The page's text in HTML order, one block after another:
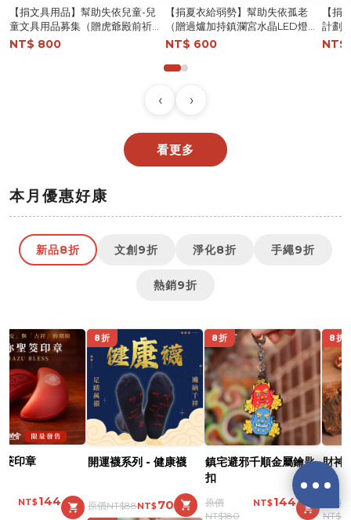
【捐文具用品】幫助失依兒童-兒
童文具用品募集（贈虎爺殿前祈福
發財水及虎爺金卡組）
NT$ 800
【捐夏衣給弱勢】幫助失依孤老
（贈過爐加持鎮瀾宮水晶LED燈吊
飾）
NT$ 600
【捐
計劃-
宮環
NT$
‹ ›
看更多
本月優惠好康
新品8折 文創9折 淨化8折 手繩9折
熱銷9折
8折
鎮宅避邪千順金屬鑰匙
144
8折
財神爺招財錢母鑰匙扣
250
200
8折
避邪擋煞-大甲媽祖御
鎮瀾買足
鎮瀾宮中元祭不要錯過
中元代拜、不必自己忙
鎮瀾宮中元超渡亡者
①滿$1688 贈元寶小馬過爐娃娃
吊飾
②滿$3688 贈超實用萬能擦拭布
新朋友不知道怎麼買嗎？
給你滿滿的購物靈感
👉https://mazubuy.tw/wT8GC
回覆至 鎮瀾買足